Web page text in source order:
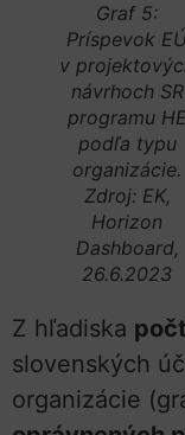
Graf 5:
Príspevok
v
návrhoch SR
programu HE
podľa typu
organizácie.
Zdroj: EK,
Horizon
Dashboard,
26.6.2023
Z hľadiska
slovenských
organizácie